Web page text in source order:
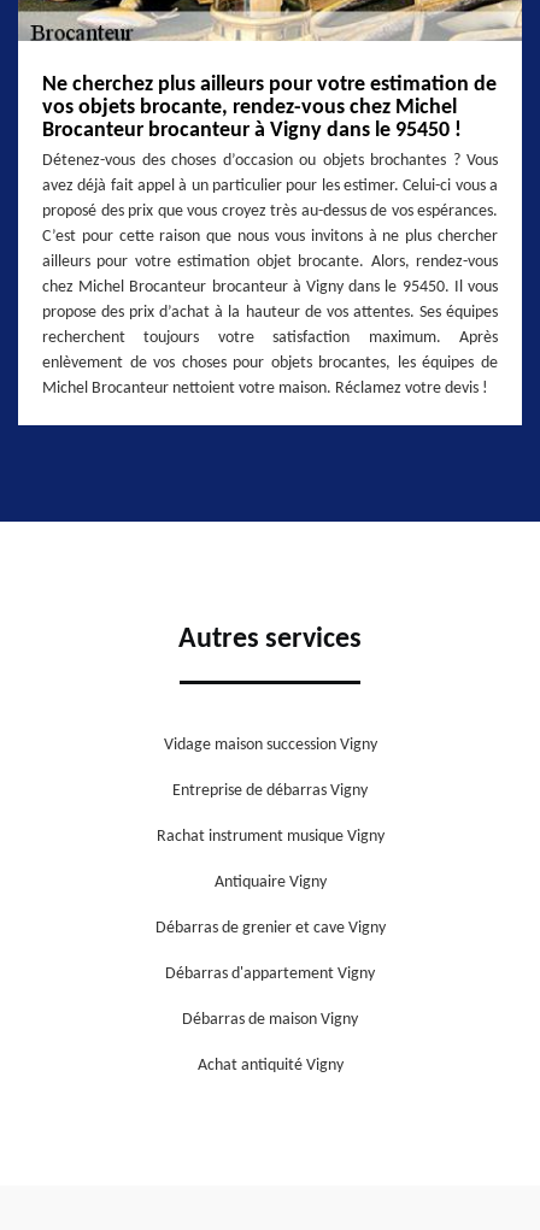
Ne cherchez plus ailleurs pour votre estimation de
vos objets brocante, rendez-vous chez Michel
Brocanteur brocanteur à Vigny dans le 95450 !
Détenez-vous des choses d’occasion ou objets brochantes ? Vous
avez déjà fait appel à un particulier pour les estimer. Celui-ci vous a
proposé des prix que vous croyez très au-dessus de vos espérances.
C’est pour cette raison que nous vous invitons à ne plus chercher
ailleurs pour votre estimation objet brocante. Alors, rendez-vous
chez Michel Brocanteur brocanteur à Vigny dans le 95450. Il vous
propose des prix d’achat à la hauteur de vos attentes. Ses équipes
recherchent toujours votre satisfaction maximum. Après
enlèvement de vos choses pour objets brocantes, les équipes de
Michel Brocanteur nettoient votre maison. Réclamez votre devis !
Autres services
Vidage maison succession Vigny
Entreprise de débarras Vigny
Rachat instrument musique Vigny
Antiquaire Vigny
Débarras de grenier et cave Vigny
Débarras d'appartement Vigny
Débarras de maison Vigny
Achat antiquité Vigny